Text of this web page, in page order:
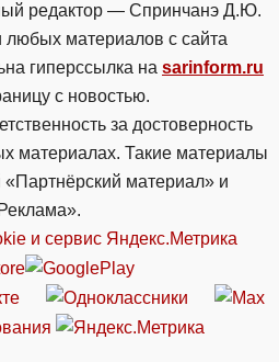
редактор — Спринчанэ Д.Ю.
любых материалов с сайта
гиперссылка на sarinform.ru
с новостью.
за достоверность
материалах. Такие материалы
«Партнёрский материал» и
и сервиc Яндекс.Метрика